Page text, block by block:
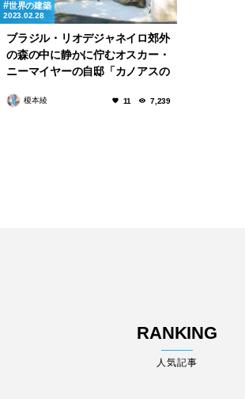
世界の建築
2023.02.28
ブラジル・リオデジャネイロ郊外
の森の中に静かに佇むオスカー・
ニーマイヤーの自邸「カノアスの
榎本綾 11 7,239
RANKING
人気記事